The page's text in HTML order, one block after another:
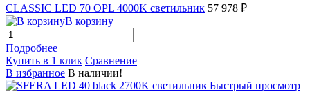
CLASSIC LED 70 OPL 4000K светильник 57 978 ₽
В корзину
Подробнее
Купить в 1 клик Сравнение
В избранное В наличии!
Быстрый просмотр